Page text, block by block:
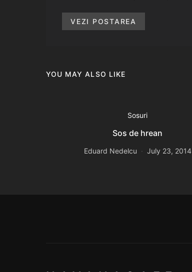
VEZI POSTAREA
YOU MAY ALSO LIKE
Sosuri
Sos de hrean
Eduard Nedelcu July 23, 2014